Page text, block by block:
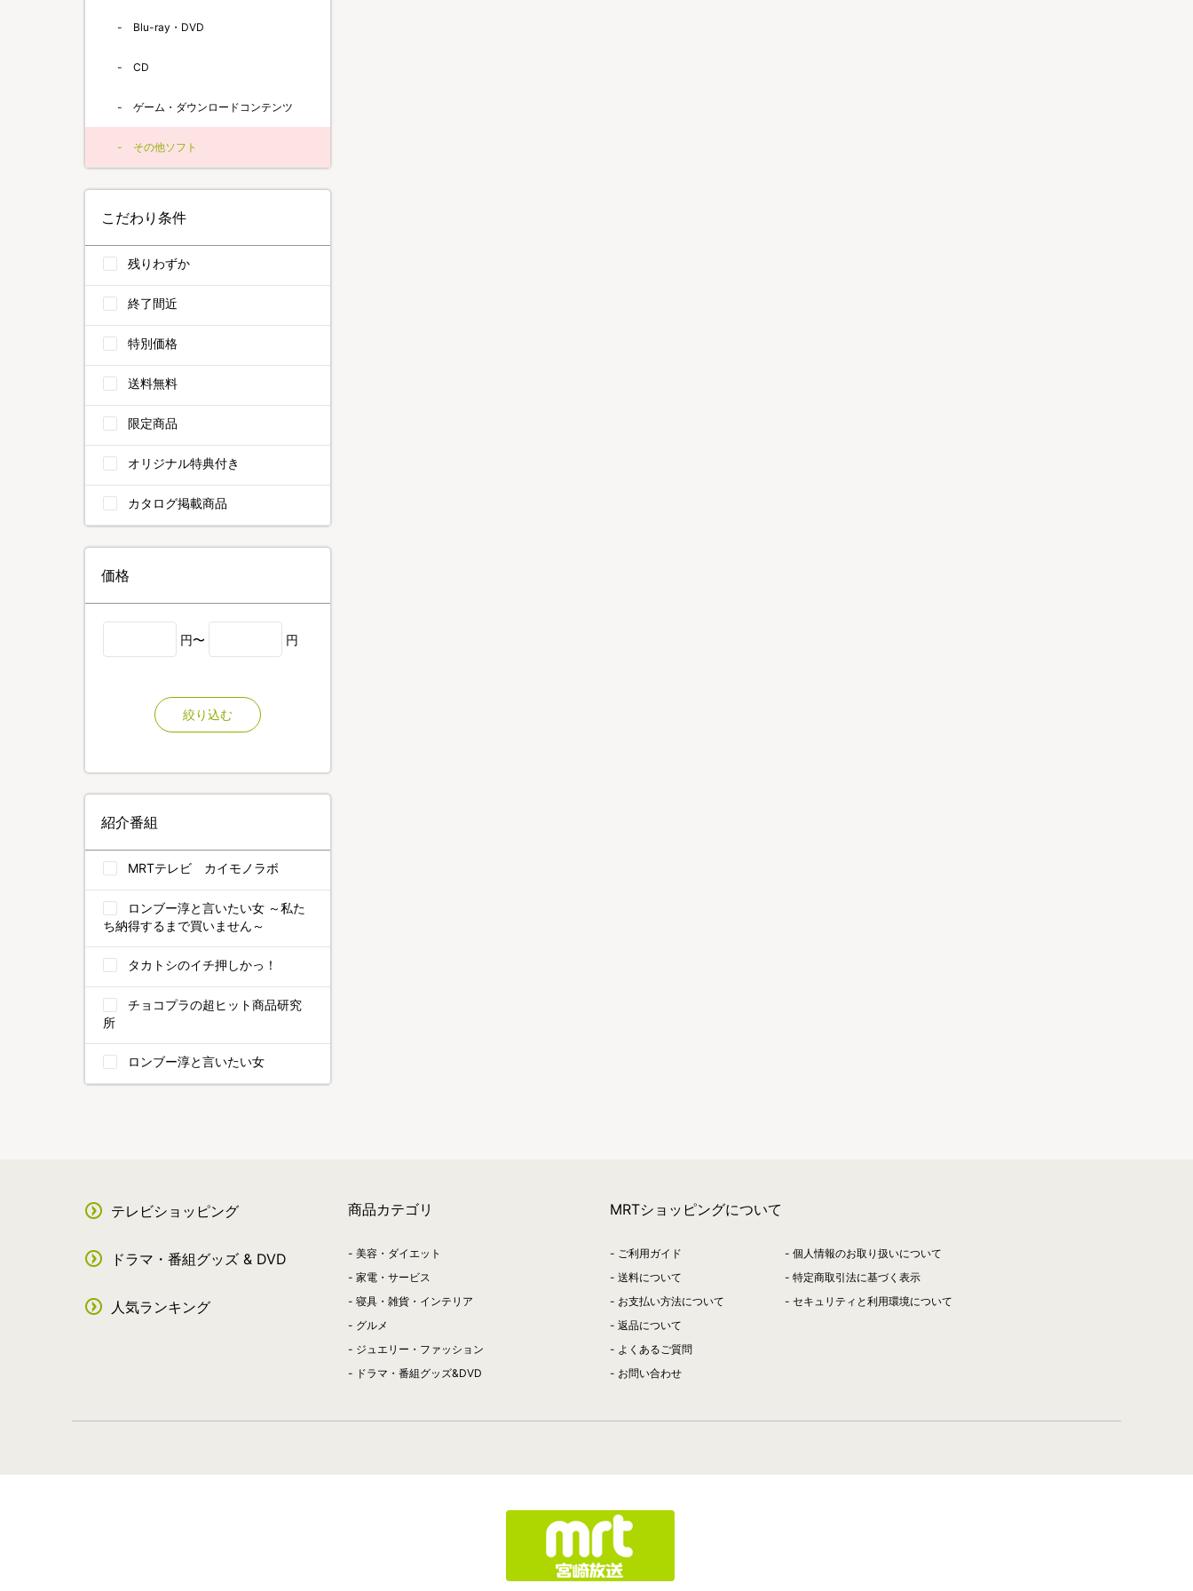
Blu-ray・DVD
CD
ゲーム・ダウンロードコンテンツ
その他ソフト
こだわり条件
残りわずか
終了間近
特別価格
送料無料
限定商品
オリジナル特典付き
カタログ掲載商品
価格
円〜 円
絞り込む
紹介番組
MRTテレビ カイモノラボ
ロンブー淳と言いたい女 ～私た
ち納得するまで買いません～
タカトシのイチ押しかっ！
チョコプラの超ヒット商品研究
所
ロンブー淳と言いたい女
テレビショッピング
ドラマ・番組グッズ & DVD
人気ランキング
商品カテゴリ
美容・ダイエット
家電・サービス
寝具・雑貨・インテリア
グルメ
ジュエリー・ファッション
ドラマ・番組グッズ&DVD
MRTショッピングについて
ご利用ガイド
送料について
お支払い方法について
返品について
よくあるご質問
お問い合わせ
個人情報のお取り扱いについて
特定商取引法に基づく表示
セキュリティと利用環境について